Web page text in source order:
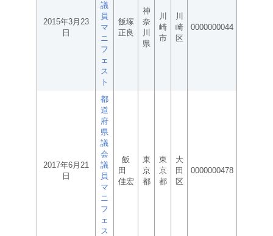
2015年3月23
日
議
員
マ
ニ
フ
ェ
ス
ト
飯塚
正良
神
奈
川
県
川
崎
市
川
崎
区
0000000044
2017年6月21
日
都
道
府
県
議
会
議
員
マ
ニ
フ
ェ
ス
飯
田
佳宏
東
京
都
東
京
都
大
田
区
0000000478